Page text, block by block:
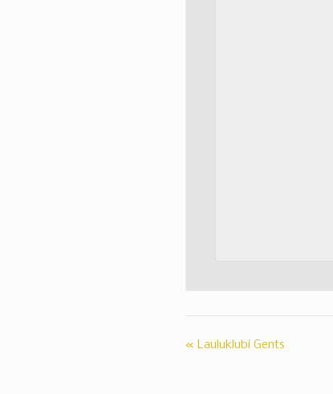
« Lauluklubi Gents